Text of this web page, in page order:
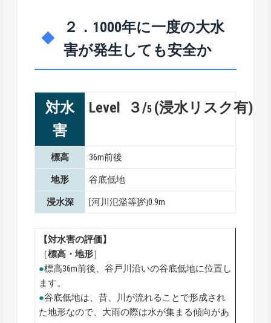
２．1000年に一度の大水
害が発生しても安全か
対水
害
Level ３/5 (浸水リスク有)
標高 36m前後
地形 谷底低地
浸水深 [河川氾濫等]約0.9m
【対水害の評価】
［標高・地形］
●標高36m前後、谷戸川沿いの谷底低地に位置し
ます。
●谷底低地は、昔、川が流れることで形成され
た地形なので、大雨の際は水が集まる傾向があ